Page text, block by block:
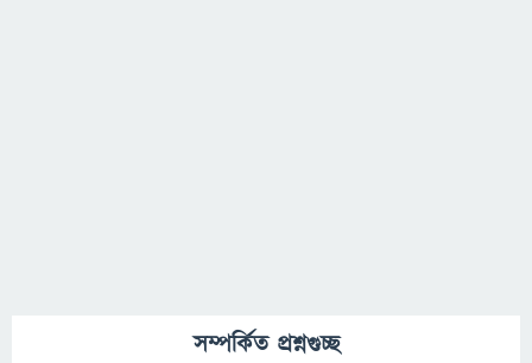
সম্পর্কিত প্রশ্নগুচ্ছ